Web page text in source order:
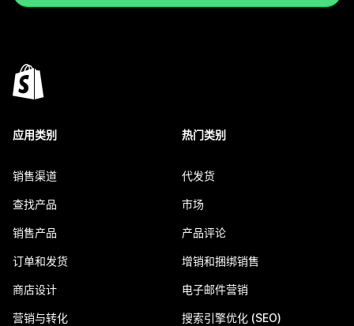
应用类别
销售渠道
查找产品
销售产品
订单和发货
商店设计
营销与转化
热门类别
代发货
市场
产品评论
增销和捆绑销售
电子邮件营销
搜索引擎优化 (SEO)